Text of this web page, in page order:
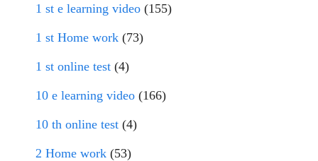
1 st e learning video (155)
1 st Home work (73)
1 st online test (4)
10 e learning video (166)
10 th online test (4)
2 Home work (53)